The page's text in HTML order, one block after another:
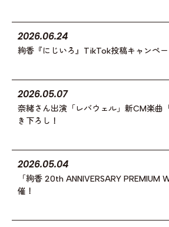
2026.06.24
絢香『にじいろ』TikTok投稿キャンペー
2026.05.07
奈緒さん出演「レバウェル」新CM楽曲
き下ろし！
2026.05.04
「絢香 20th ANNIVERSARY PREMIUM
催！